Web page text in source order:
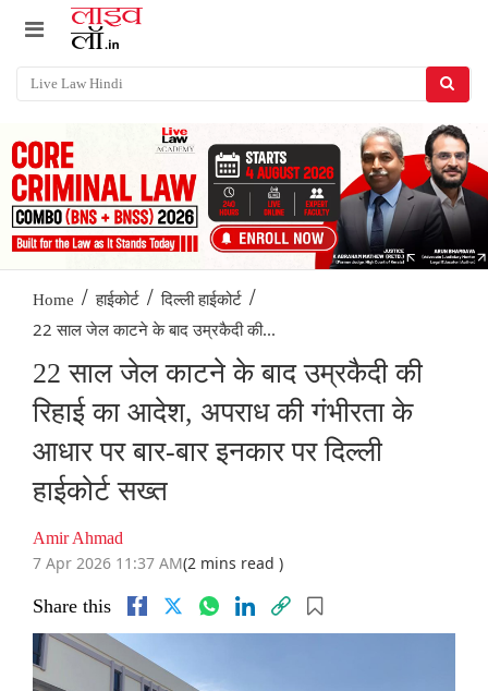
Home / हाईकोर्ट / दिल्ली हाईकोर्ट /
22 साल जेल काटने के बाद उम्रकैदी की...
22 साल जेल काटने के बाद उम्रकैदी की
रिहाई का आदेश, अपराध की गंभीरता के
आधार पर बार-बार इनकार पर दिल्ली
हाईकोर्ट सख्त
Amir Ahmad
7 Apr 2026 11:37 AM(2 mins read )
Share this